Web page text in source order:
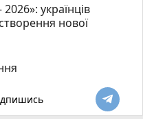
українців
нової